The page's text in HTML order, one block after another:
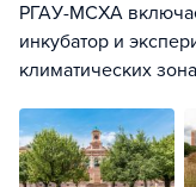
РГАУ-МСХА
инкубатор и
климатических